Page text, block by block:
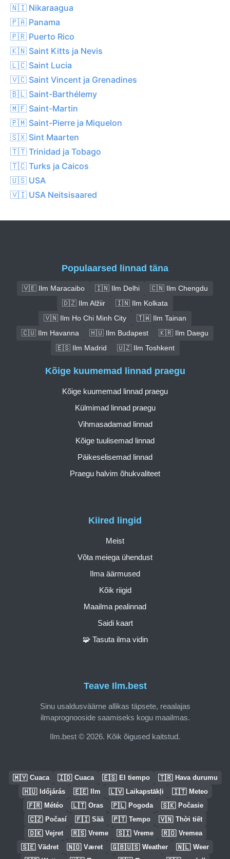
🇳🇮 Nikaraagua
🇵🇦 Panama
🇵🇷 Puerto Rico
🇰🇳 Saint Kitts ja Nevis
🇱🇨 Saint Lucia
🇻🇨 Saint Vincent ja Grenadines
🇧🇱 Saint-Barthélemy
🇲🇫 Saint-Martin
🇵🇲 Saint-Pierre ja Miquelon
🇸🇽 Sint Maarten
🇹🇹 Trinidad ja Tobago
🇹🇨 Turks ja Caicos
🇺🇸 USA
🇻🇮 USA Neitsisaared
Populaarsed linnad täna
🇻🇪 Ilm Maracaibo 🇮🇳 Ilm Delhi
🇨🇳 Ilm Chengdu
🇩🇿 Ilm Alžiir
🇮🇳 Ilm Kolkata
🇻🇳 Ilm Ho Chi Minh City
🇹🇼 Ilm Tainan
🇨🇺 Ilm Havanna
🇭🇺 Ilm Budapest
🇰🇷 Ilm Daegu
🇪🇸 Ilm Madrid
🇺🇿 Ilm Toshkent
Teave Ilm.best
Sinu usaldusväärne allikas täpsete, reaalajas
ilmaprognooside saamiseks kogu maailmas.
Ilm.best © 2026. Kõik õigused kaitstud.
Kiired lingid
Meist
Võta meiega ühendust
Ilma äärmused
Kõik riigid
Maailma pealinnad
Saidi kaart
🧩 Tasuta ilma vidin
Kõige kuumemad linnad praegu
Kõige kuumemad linnad praegu
Külmimad linnad praegu
Vihmasadamad linnad
Kõige tuulisemad linnad
Päikeselisemad linnad
Praegu halvim õhukvaliteet
🇲🇾 Cuaca 🇮🇩 Cuaca 🇪🇸 El tiempo 🇹🇷 Hava durumu
🇭🇺 Időjárás 🇪🇪 Ilm 🇱🇻 Laikapstākļi 🇮🇹 Meteo
🇫🇷 Météo 🇱🇹 Oras 🇵🇱 Pogoda 🇸🇰 Počasie
🇨🇿 Počasí 🇫🇮 Sää 🇵🇹 Tempo 🇻🇳 Thời tiết
🇩🇰 Vejret 🇷🇸 Vreme 🇸🇮 Vreme 🇷🇴 Vremea
🇸🇪 Vädret 🇳🇴 Været 🇬🇧🇺🇸 Weather 🇳🇱 Weer